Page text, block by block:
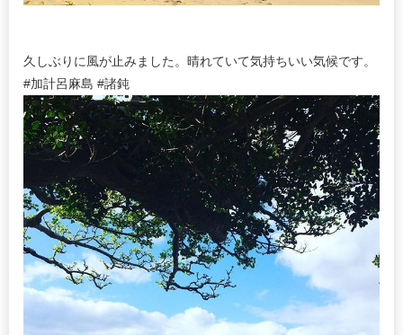
久しぶりに風が止みました。晴れていて気持ちいい気候です。
#加計呂麻島 #諸鈍